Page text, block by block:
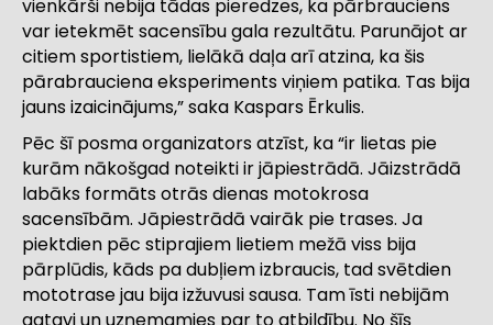
vienkārši nebija tādas pieredzes, ka pārbrauciens
var ietekmēt sacensību gala rezultātu. Parunājot ar
citiem sportistiem, lielākā daļa arī atzina, ka šis
pārabrauciena eksperiments viņiem patika. Tas bija
jauns izaicinājums,” saka Kaspars Ērkulis.
Pēc šī posma organizators atzīst, ka “ir lietas pie
kurām nākošgad noteikti ir jāpiestrādā. Jāizstrādā
labāks formāts otrās dienas motokrosa
sacensībām. Jāpiestrādā vairāk pie trases. Ja
piektdien pēc stiprajiem lietiem mežā viss bija
pārplūdis, kāds pa dubļiem izbraucis, tad svētdien
mototrase jau bija izžuvusi sausa. Tam īsti nebijām